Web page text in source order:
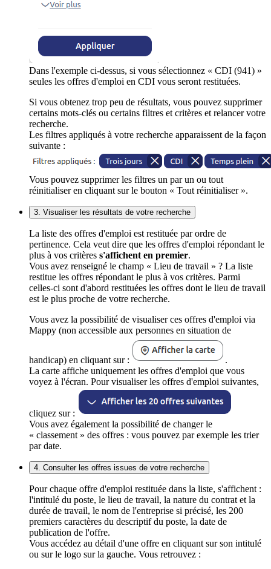
Dans l'exemple ci-dessus, si vous sélectionnez « CDI (941) »
seules les offres d'emploi en CDI vous seront restituées.
Si vous obtenez trop peu de résultats, vous pouvez supprimer
certains mots-clés ou certains filtres et critères et relancer votre
recherche.
Les filtres appliqués à votre recherche apparaissent de la façon
suivante :
Vous pouvez supprimer les filtres un par un ou tout
réinitialiser en cliquant sur le bouton « Tout réinitialiser ».
3. Visualiser les résultats de votre recherche
La liste des offres d'emploi est restituée par ordre de
pertinence. Cela veut dire que les offres d'emploi répondant le
plus à vos critères s'affichent en premier.
Vous avez renseigné le champ « Lieu de travail » ? La liste
restitue les offres répondant le plus à vos critères. Parmi
celles-ci sont d'abord restituées les offres dont le lieu de travail
est le plus proche de votre recherche.
Vous avez la possibilité de visualiser ces offres d'emploi via
Mappy (non accessible aux personnes en situation de
handicap) en cliquant sur :
.
La carte affiche uniquement les offres d'emploi que vous
voyez à l'écran. Pour visualiser les offres d'emploi suivantes,
cliquez sur :
Vous avez également la possibilité de changer le
« classement » des offres : vous pouvez par exemple les trier
par date.
4. Consulter les offres issues de votre recherche
Pour chaque offre d'emploi restituée dans la liste, s'affichent :
l'intitulé du poste, le lieu de travail, la nature du contrat et la
durée de travail, le nom de l'entreprise si précisé, les 200
premiers caractères du descriptif du poste, la date de
publication de l'offre.
Vous accédez au détail d'une offre en cliquant sur son intitulé
ou sur le logo sur la gauche. Vous retrouvez :